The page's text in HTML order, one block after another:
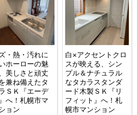
・熱・汚れに
ホーローの魅
美しさと頑丈
兼ね備えたタ
ＳＫ『エーデ
へ！札幌市マ
ョン
白×アクセントクロ
スが映える、シン
プル＆ナチュラル
なタカラスタンダ
ード木製ＳＫ『リ
フィット』へ！札
幌市マンション